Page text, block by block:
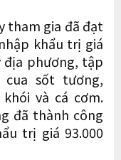
tham gia đã đạt
khẩu trị giá
địa phương, tập
sốt tương,
và cá cơm.
đã thành công
trị giá 93.000